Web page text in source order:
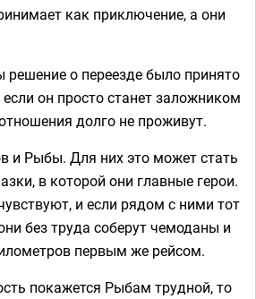
как приключение, а они
решение о переезде было принято
он просто станет заложником
долго не проживут.
и Рыбы. Для них это может стать
в которой они главные герои.
и если рядом с ними тот
без труда соберут чемоданы и
первым же рейсом.
покажется Рыбам трудной, то